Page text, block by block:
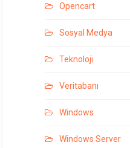
Opencart
Sosyal Medya
Teknoloji
Veritabanı
Windows
Windows Server